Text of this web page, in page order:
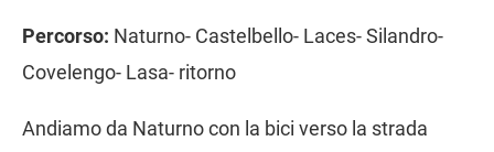
Percorso: Naturno- Castelbello- Laces- Silandro-
Covelengo- Lasa- ritorno
Andiamo da Naturno con la bici verso la strada